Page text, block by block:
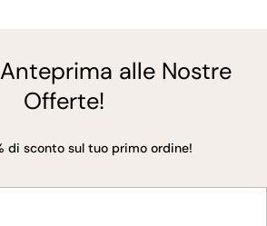
alle Nostre
Offerte!
di sconto sul tuo primo ordine!